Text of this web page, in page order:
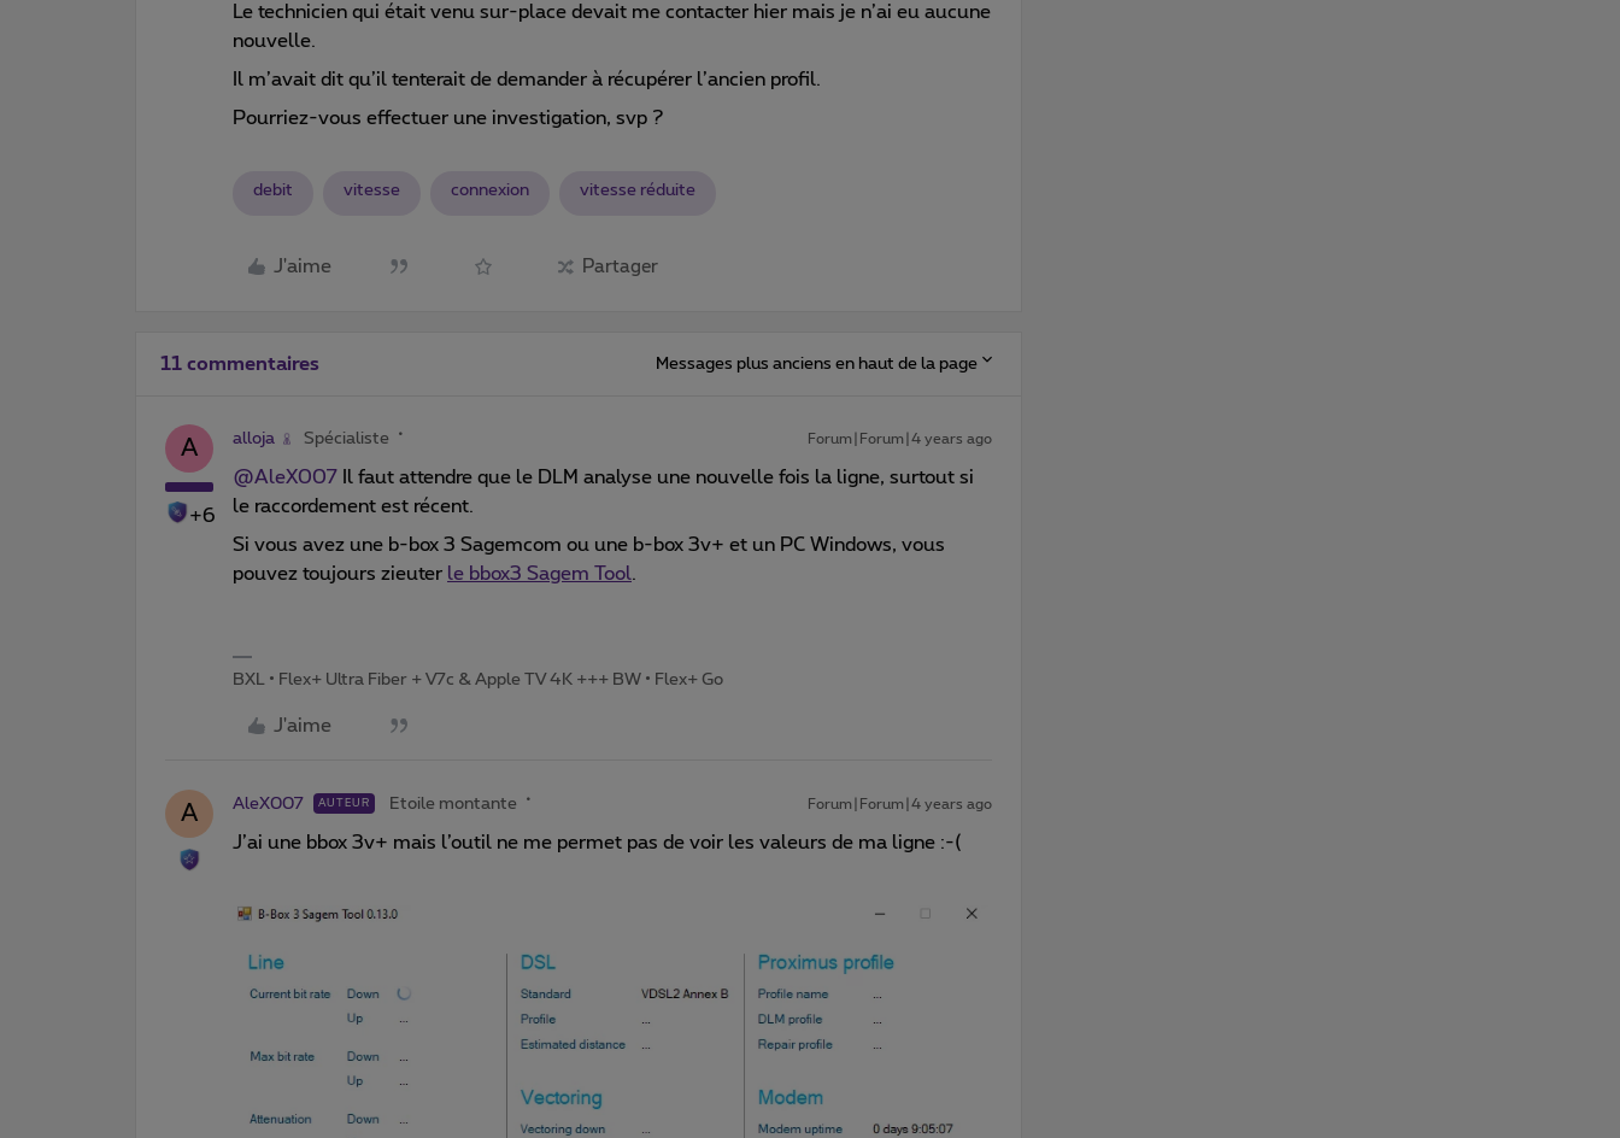
Le technicien qui était venu sur-place devait me contacter hier mais je n’ai eu aucune
nouvelle.
Il m’avait dit qu’il tenterait de demander à récupérer l’ancien profil.
Pourriez-vous effectuer une investigation, svp ?
debit vitesse connexion vitesse réduite
J'aime Partager
11 commentaires Messages plus anciens en haut de la page
A
+6
alloja Spécialiste Forum|Forum|4 years ago
@AleX007 Il faut attendre que le DLM analyse une nouvelle fois la ligne, surtout si
le raccordement est récent.
Si vous avez une b-box 3 Sagemcom ou une b-box 3v+ et un PC Windows, vous
pouvez toujours zieuter le bbox3 Sagem Tool
BXL • Flex+ Ultra Fiber + V7c & Apple TV 4K +++ BW • Flex+ Go
J'aime
A AleX007 AUTEUR Etoile montante Forum|Forum|4 years ago
J’ai une bbox 3v+ mais l’outil ne me permet pas de voir les valeurs de ma ligne :-(